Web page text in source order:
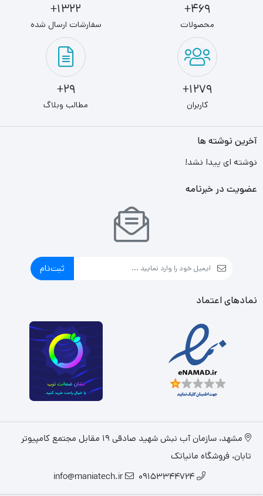
469+
محصولات
1322+
سفارشات ارسال شده
1279+
کاربران
29+
مطالب وبلاگ
آخرین نوشته ها
نوشته ای پیدا نشد!
عضویت در خبرنامه
ثبت‌نام
نمادهای اعتماد
مشهد، سازمان آب نبش شهید صادقی 19 مقابل مجتمع کامپیوتر
تابان، فروشگاه مانیاتک
09153344724
info@maniatech.ir